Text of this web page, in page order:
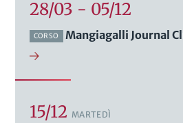
28/03 - 05/12
CORSO Mangiagalli Journal
15/12 MARTEDÌ